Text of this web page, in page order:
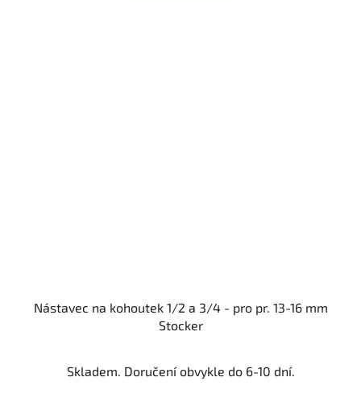
Nástavec na kohoutek 1/2 a 3/4 - pro pr. 13-16 mm
Stocker
Skladem. Doručení obvykle do 6-10 dní.